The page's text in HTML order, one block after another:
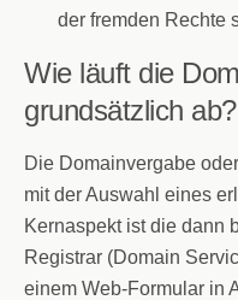
der fremden Rechte
Wie läuft die
grundsätzlich ab?
Die Domainvergabe
mit der Auswahl eines
Kernaspekt ist die dann
Registrar (Domain
einem Web-Formular in